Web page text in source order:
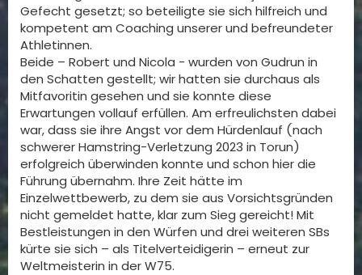
Gefecht gesetzt; so beteiligte sie sich hilfreich und
kompetent am Coaching unserer und befreundeter
Athletinnen.
Beide – Robert und Nicola - wurden von Gudrun in
den Schatten gestellt; wir hatten sie durchaus als
Mitfavoritin gesehen und sie konnte diese
Erwartungen vollauf erfüllen. Am erfreulichsten dabei
war, dass sie ihre Angst vor dem Hürdenlauf (nach
schwerer Hamstring-Verletzung 2023 in Torun)
erfolgreich überwinden konnte und schon hier die
Führung übernahm. Ihre Zeit hätte im
Einzelwettbewerb, zu dem sie aus Vorsichtsgründen
nicht gemeldet hatte, klar zum Sieg gereicht! Mit
Bestleistungen in den Würfen und drei weiteren SBs
kürte sie sich – als Titelverteidigerin – erneut zur
Weltmeisterin in der W75.